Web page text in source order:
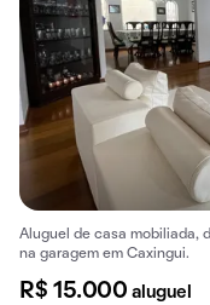
Aluguel de casa mobiliada,
na garagem em Caxingui.
R$ 15.000aluguel